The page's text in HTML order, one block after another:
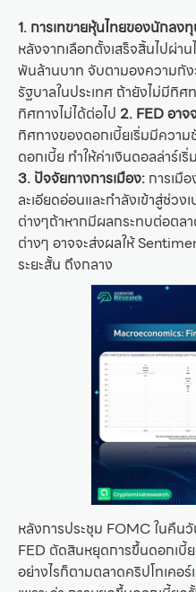
1. การเทขายหุ้นไทยของนักลง
หลังจากเลือกตั้งเสร็จสิ้นไปผ่า
พันล้านบาท จับตามองความกั
รัฐบาลในประเทศ ถ้ายังไม่มีทิศ
ทิศทางไม่ได้ต่อไป 2. FED อาจ
ทิศทางของดอกเบี้ยเริ่มมีควา
ดอกเบี้ย ทำให้ค่าเงินดอลล่าร์เ
3. ปัจจัยทางการเมือง: การเมื
ละเอียดอ่อนและกำลังเข้าสู่ช่ว
ต่างๆถ้าหากมีผลกระทบต่อตล
ต่างๆ อาจจะส่งผลให้
ระยะสั้น ถึงกลาง
หลังการประชุม FOMC ในคื
FED ตัดสินหยุดการขึ้นดอกเบี้
อย่างไรก็ตามตลาดคริปโทเคอ